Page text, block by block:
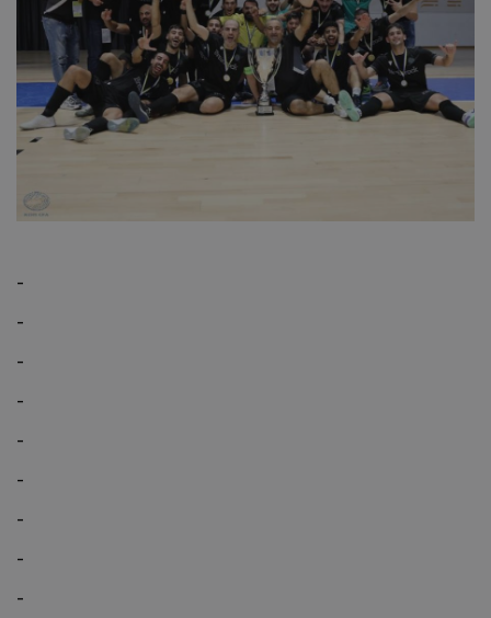
-
-
-
-
-
-
-
-
-